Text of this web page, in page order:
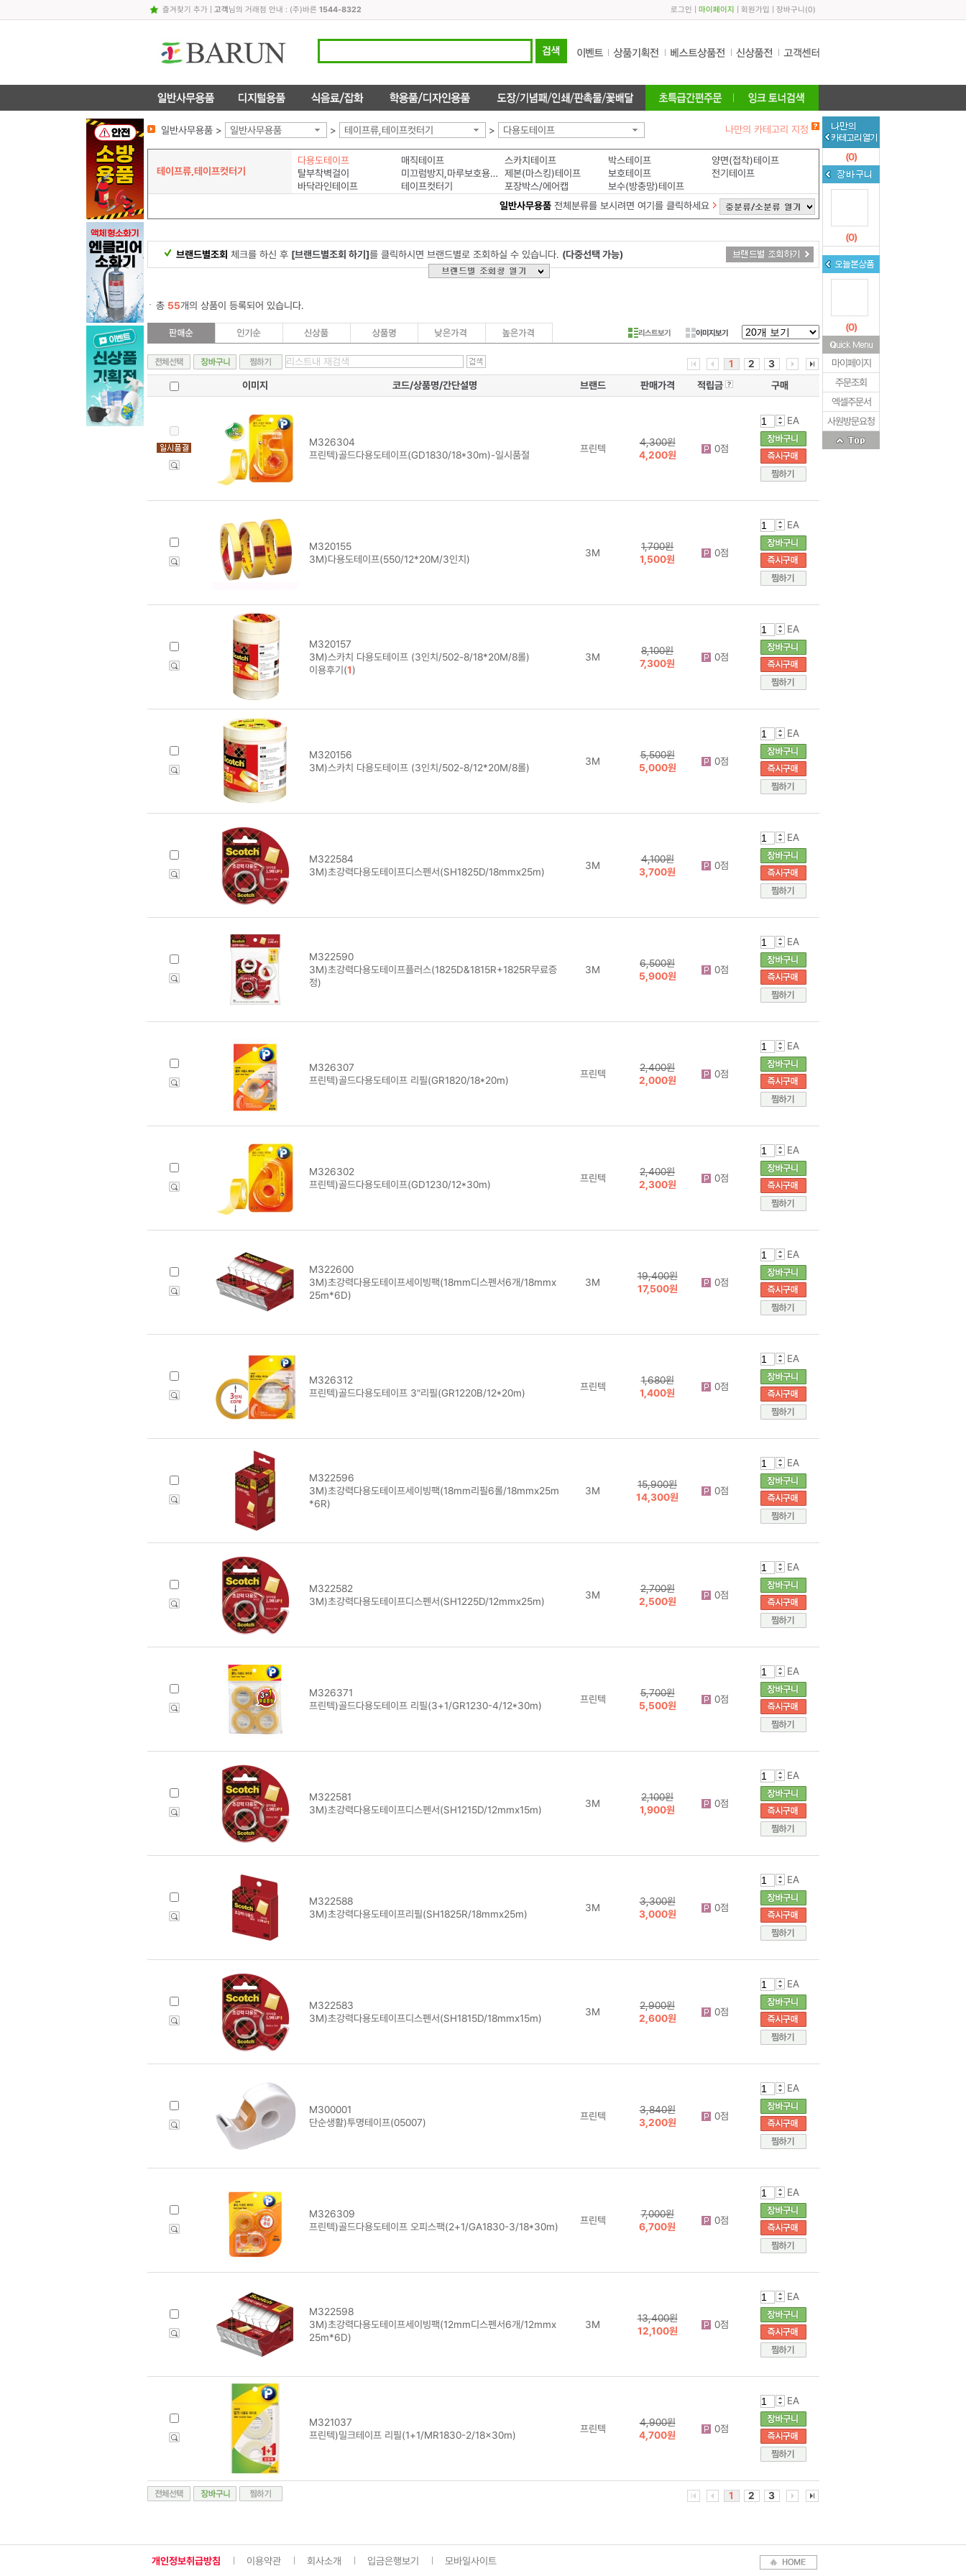
즐겨찾기 추가| 고객님의 거래점 안내 : (주)바른 1544-8322 로그인 마이페이지 회원가입 장바구니 (0)
일반사무용품 > 일반사무용품 > 테이프류,테이프컷터기 > 다용도테이프 나만의 카테고리 지정
테이프류,테이프컷터기
다용도테이프 매직테이프 스카치테이프 박스테이프
양면(접착)테이프
탈부착벽걸이
미끄럼방지,마루보호용패드 제본(마스킹)테이프 보호테이프
전기테이프
바닥라인테이프
테이프컷터기 포장박스/에어캡
보수(방충망)테이프
일반사무용품전체분류를 보시려면 여기를 클릭하세요
브랜드별조회 체크를 하신 후 [브랜드별조회 하기]를 클릭하시면 브랜드별로 조회하실 수 있습니다. (다중선택 가능)
총 55개의 상품이 등록되어 있습니다.
리스트보기 이미지보기
1 2
3
이미지
코드/상품명/간단설명 브랜드 판매가격 적립금 구매
M326304
프린텍)골드다용도테이프(GD1830/18*30m)-일시품절
프린텍
4,300원
4,200원
0점
EA
M320155
3M)다용도테이프(550/12*20M/3인치)
3M
1,700원
1,500원
0점
EA
M320157
3M)스카치 다용도테이프 (3인치/502-8/18*20M/8롤)
이용후기(1)
3M
8,100원
7,300원
0점
EA
M320156
3M)스카치 다용도테이프 (3인치/502-8/12*20M/8롤)
3M
5,500원
5,000원
0점
EA
M322584
3M)초강력다용도테이프디스펜서(SH1825D/18mmx25m)
3M
4,100원
3,700원
0점
EA
M322590
3M)초강력다용도테이프플러스(1825D&1815R+1825R무료증
정)
3M
6,500원
5,900원
0점
EA
M326307
프린텍)골드다용도테이프 리필(GR1820/18*20m)
프린텍
2,400원
2,000원
0점
EA
M326302
프린텍)골드다용도테이프(GD1230/12*30m)
프린텍
2,400원
2,300원
0점
EA
M322600
3M)초강력다용도테이프세이빙팩(18mm디스펜서6개/18mmx
25m*6D)
3M
19,400원
17,500원
0점
EA
M326312
프린텍)골드다용도테이프 3"리필(GR1220B/12*20m)
프린텍
1,680원
1,400원
0점
EA
M322596
3M)초강력다용도테이프세이빙팩(18mm리필6롤/18mmx25m
*6R)
3M
15,900원
14,300원
0점
EA
M322582
3M)초강력다용도테이프디스펜서(SH1225D/12mmx25m)
3M
2,700원
2,500원
0점
EA
M326371
프린텍)골드다용도테이프 리필(3+1/GR1230-4/12*30m)
프린텍
5,700원
5,500원
0점
EA
M322581
3M)초강력다용도테이프디스펜서(SH1215D/12mmx15m)
3M
2,100원
1,900원
0점
EA
M322588
3M)초강력다용도테이프리필(SH1825R/18mmx25m)
3M
3,300원
3,000원
0점
EA
M322583
3M)초강력다용도테이프디스펜서(SH1815D/18mmx15m)
3M
2,900원
2,600원
0점
EA
M300001
단순생활)투명테이프(05007)
프린텍
3,840원
3,200원
0점
EA
M326309
프린텍)골드다용도테이프 오피스팩(2+1/GA1830-3/18*30m)
프린텍
7,000원
6,700원
0점
EA
M322598
3M)초강력다용도테이프세이빙팩(12mm디스펜서6개/12mmx
25m*6D)
3M
13,400원
12,100원
0점
EA
M321037
프린텍)밀크테이프 리필(1+1/MR1830-2/18x30m)
프린텍
4,900원
4,700원
0점
EA
1 2 3
(0)
(0)
(0)
마이페이지
주문조회
엑셀주문서
사원방문요청
개인정보취급방침 이용약관 회사소개 입금은행보기 모바일사이트